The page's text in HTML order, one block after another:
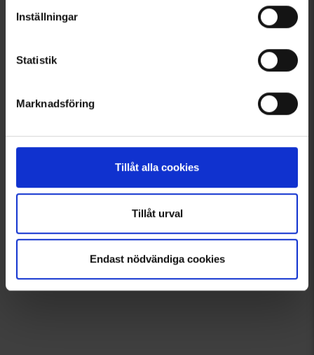
Inställningar
Statistik
Marknadsföring
Tillåt alla cookies
Tillåt urval
Endast nödvändiga cookies
Andra köpte även